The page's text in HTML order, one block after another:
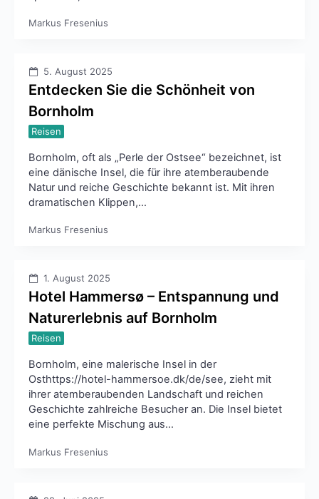
Markus Fresenius
5. August 2025
Entdecken Sie die Schönheit von
Bornholm
Reisen
Bornholm, oft als „Perle der Ostsee“ bezeichnet, ist
eine dänische Insel, die für ihre atemberaubende
Natur und reiche Geschichte bekannt ist. Mit ihren
dramatischen Klippen,…
Markus Fresenius
1. August 2025
Hotel Hammersø – Entspannung und
Naturerlebnis auf Bornholm
Reisen
Bornholm, eine malerische Insel in der
Osthttps://hotel-hammersoe.dk/de/see, zieht mit
ihrer atemberaubenden Landschaft und reichen
Geschichte zahlreiche Besucher an. Die Insel bietet
eine perfekte Mischung aus…
Markus Fresenius